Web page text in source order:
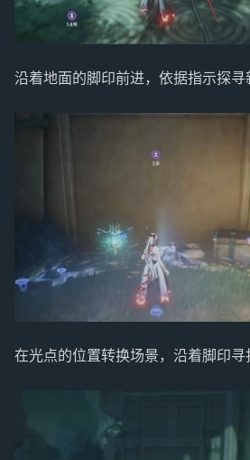
沿着地面的脚印前进，依据指示探寻
在光点的位置转换场景，沿着脚印寻